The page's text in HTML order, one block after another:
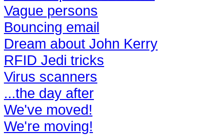
Vague persons
Bouncing email
Dream about John Kerry
RFID Jedi tricks
Virus scanners
...the day after
We've moved!
We're moving!